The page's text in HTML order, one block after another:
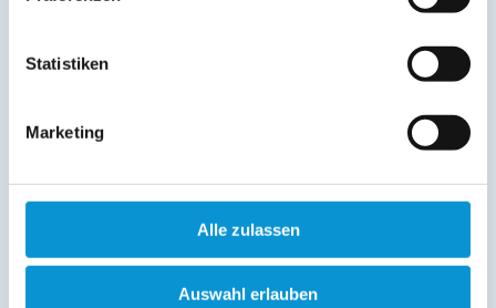
Statistiken
Marketing
Alle zulassen
Auswahl erlauben
Rettin ist ideal für erholungssuchende Gäste, die die Ruhe
und Schönheit eines kleinen Strandbades an der Ostsee
Die Umgebung ist ideal für Ausflüge mit dem Fahrrad, da
weitläufige Fahrradwege vorhanden sind.
weiterlesen